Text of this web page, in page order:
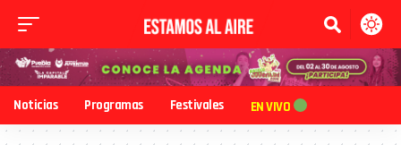
Noticias Programas Festivales EN VIVO